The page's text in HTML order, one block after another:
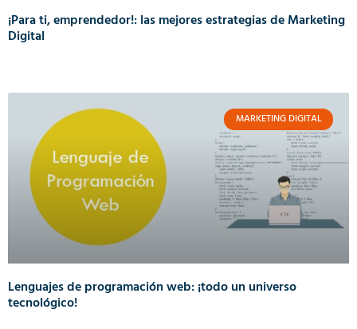
¡Para ti, emprendedor!: las mejores estrategias de Marketing
Digital
MARKETING DIGITAL
Lenguajes de programación web: ¡todo un universo
tecnológico!